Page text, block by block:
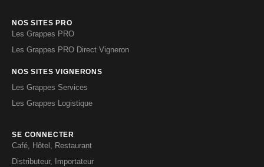
NOS SITES PRO
Les Grappes PRO
Les Grappes PRO Direct Vigneron
NOS SITES VIGNERONS
Les Grappes Services
Les Grappes Logistique
SE CONNECTER
Café, Hôtel, Restaurant
Distributeur, Importateur